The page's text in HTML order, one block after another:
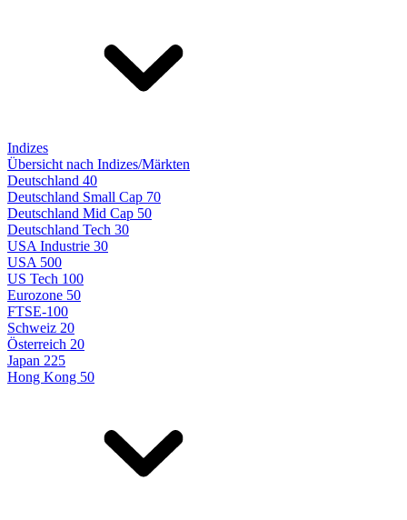
Indizes
Übersicht nach Indizes/Märkten
Deutschland 40
Deutschland Small Cap 70
Deutschland Mid Cap 50
Deutschland Tech 30
USA Industrie 30
USA 500
US Tech 100
Eurozone 50
FTSE-100
Schweiz 20
Österreich 20
Japan 225
Hong Kong 50